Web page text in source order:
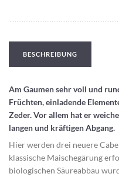
BESCHREIBUNG
Am Gaumen sehr voll und
Früchten, einladende
Zeder. Vor allem hat er
langen und kräftigen Abgang.
Hier werden drei neuere
klassische Maischegärung
biologischen Säureabbau